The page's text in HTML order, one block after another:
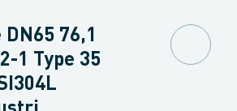
76,1
1 Type 35